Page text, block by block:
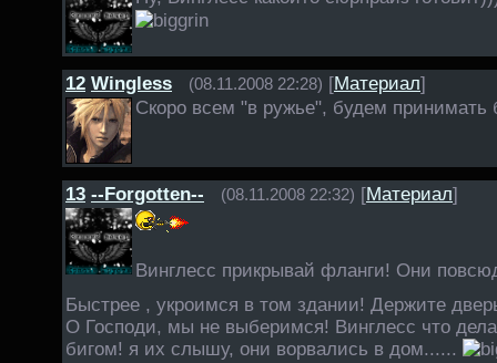
12 Wingless (08.11.2008 22:28) [Материал]
Скоро всем "в ружье", будем
13 --Forgotten-- (08.11.2008 22:32) [Материал]
Винглесс прикрывай фланги! Они
Быстрее , укроимся в том здании! Держите
О Господи, мы не выберимся! Винглесс что
бигом! я их слышу, они ворвались в дом......